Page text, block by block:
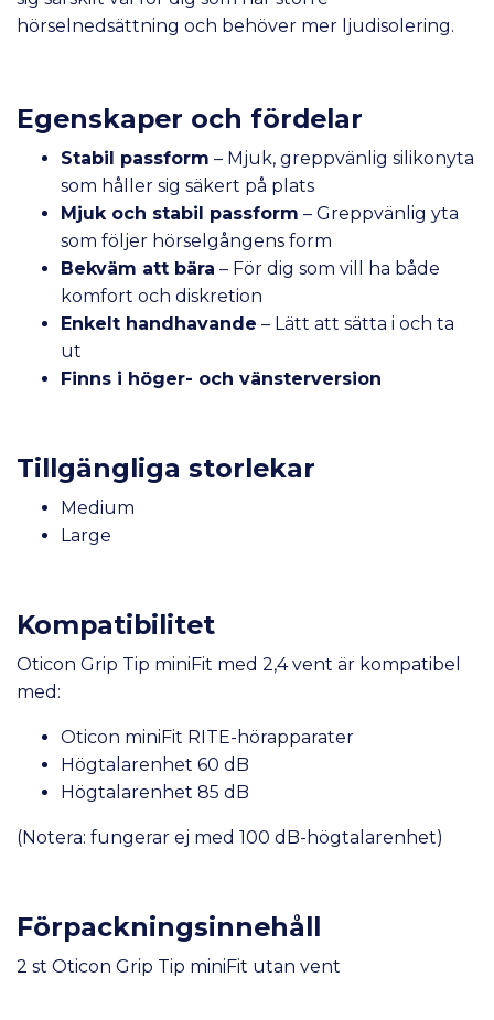
hörselnedsättning och behöver mer ljudisolering.
Egenskaper och fördelar
Stabil passform – Mjuk, greppvänlig silikonyta
som håller sig säkert på plats
Mjuk och stabil passform – Greppvänlig yta
som följer hörselgångens form
Bekväm att bära – För dig som vill ha både
komfort och diskretion
Enkelt handhavande – Lätt att sätta i och ta
ut
Finns i höger- och vänsterversion
Tillgängliga storlekar
Medium
Large
Kompatibilitet
Oticon Grip Tip miniFit med 2,4 vent är kompatibel
med:
Oticon miniFit RITE-hörapparater
Högtalarenhet 60 dB
Högtalarenhet 85 dB
(Notera: fungerar ej med 100 dB-högtalarenhet)
Förpackningsinnehåll
2 st Oticon Grip Tip miniFit utan vent